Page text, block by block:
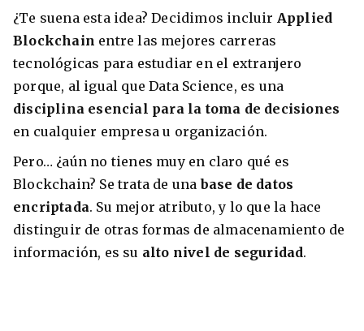
¿Te suena esta idea? Decidimos incluir Applied
Blockchain entre las mejores carreras
tecnológicas para estudiar en el extranjero
porque, al igual que Data Science, es una
disciplina esencial para la toma de decisiones
en cualquier empresa u organización.
Pero… ¿aún no tienes muy en claro qué es
Blockchain? Se trata de unabase de datos
encriptada. Su mejor atributo, y lo que la hace
distinguir de otras formas de almacenamiento de
información, es su alto nivel de seguridad.